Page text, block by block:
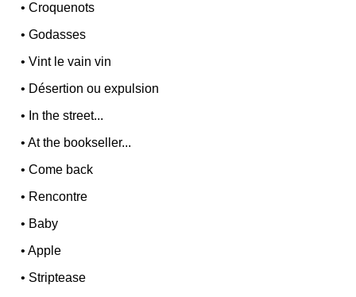
•Croquenots
•Godasses
•Vint le vain vin
• Désertion ou expulsion
• In the street...
•At the bookseller...
•Come back
• Rencontre
• Baby
•Apple
• Striptease